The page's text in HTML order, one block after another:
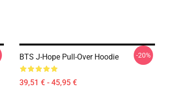
BTS J-Hope Pull-Over Hoodie
39,51 € - 45,95 €
-20%